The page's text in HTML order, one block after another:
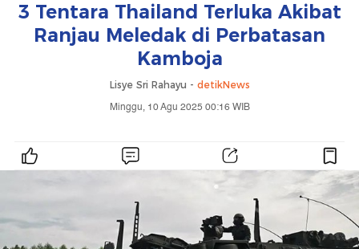
3 Tentara Thailand Terluka Akibat
Ranjau Meledak di Perbatasan
Kamboja
Lisye Sri Rahayu - detikNews
Minggu, 10 Agu 2025 00:16 WIB